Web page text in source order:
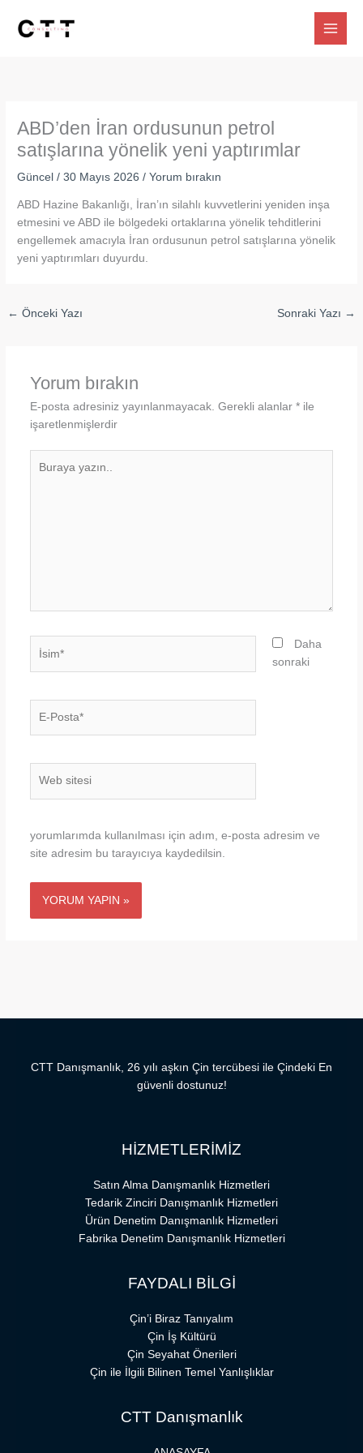
ABD’den İran ordusunun petrol
satışlarına yönelik yeni yaptırımlar
Güncel /30 Mayıs 2026/Yorum bırakın
ABD Hazine Bakanlığı, İran’ın silahlı kuvvetlerini yeniden inşa
etmesini ve ABD ile bölgedeki ortaklarına yönelik tehditlerini
engellemek amacıyla İran ordusunun petrol satışlarına yönelik
yeni yaptırımları duyurdu.
← Önceki Yazı Sonraki Yazı →
Yorum bırakın
E-posta adresiniz yayınlanmayacak. Gerekli alanlar *ile
işaretlenmişlerdir
Posta*
Daha
sonraki
yorumlarımda kullanılması için adım, e-posta adresim ve
site adresim bu tarayıcıya kaydedilsin.
CTT Danışmanlık, 26 yılı aşkın Çin tercübesi ile Çindeki En
güvenli dostunuz!
HİZMETLERİMİZ
Satın Alma Danışmanlık Hizmetleri
Tedarik Zinciri Danışmanlık Hizmetleri
Ürün Denetim Danışmanlık Hizmetleri
Fabrika Denetim Danışmanlık Hizmetleri
FAYDALI BİLGİ
Çin’i Biraz Tanıyalım
Çin İş Kültürü
Çin Seyahat Önerileri
Çin ile İlgili Bilinen Temel Yanlışlıklar
CTT Danışmanlık